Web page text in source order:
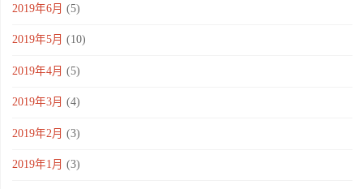
2019年6月 (5)
2019年5月 (10)
2019年4月 (5)
2019年3月 (4)
2019年2月 (3)
2019年1月 (3)